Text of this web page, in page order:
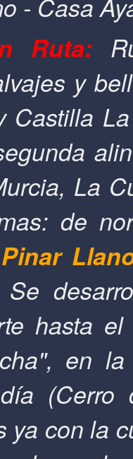
- Casa
Ruta:
y
Castilla
La
de
hasta
en
(Cerro
ya con la